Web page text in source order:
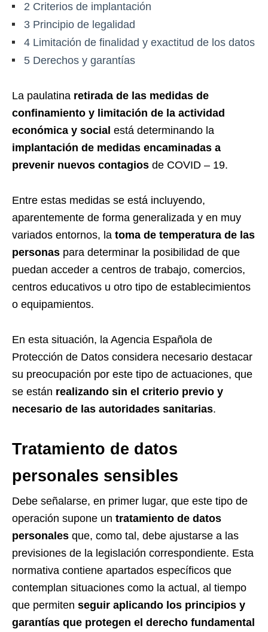
2 Criterios de implantación
3 Principio de legalidad
4 Limitación de finalidad y exactitud de los datos
5 Derechos y garantías
La paulatina retirada de las medidas de
confinamiento y limitación de la actividad
económica y social está determinando la
implantación de medidas encaminadas a
prevenir nuevos contagios de COVID – 19.
Entre estas medidas se está incluyendo,
aparentemente de forma generalizada y en muy
variados entornos, la toma de temperatura de las
personas para determinar la posibilidad de que
puedan acceder a centros de trabajo, comercios,
centros educativos u otro tipo de establecimientos
o equipamientos.
En esta situación, la Agencia Española de
Protección de Datos considera necesario destacar
su preocupación por este tipo de actuaciones, que
se están realizando sin el criterio previo y
necesario de las autoridades sanitarias.
Tratamiento de datos
personales sensibles
Debe señalarse, en primer lugar, que este tipo de
operación supone un tratamiento de datos
personales que, como tal, debe ajustarse a las
previsiones de la legislación correspondiente. Esta
normativa contiene apartados específicos que
contemplan situaciones como la actual, al tiempo
que permiten seguir aplicando los principios y
garantías que protegen el derecho fundamental